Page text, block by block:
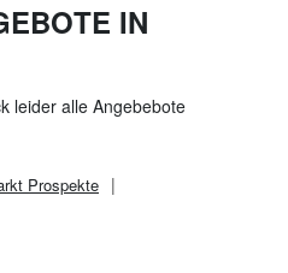
IN
leider alle Angebebote
Prospekte